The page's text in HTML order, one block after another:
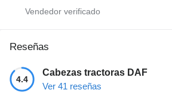
Reseñas
4.4
Cabezas tractoras DAF
Ver 41 reseñas